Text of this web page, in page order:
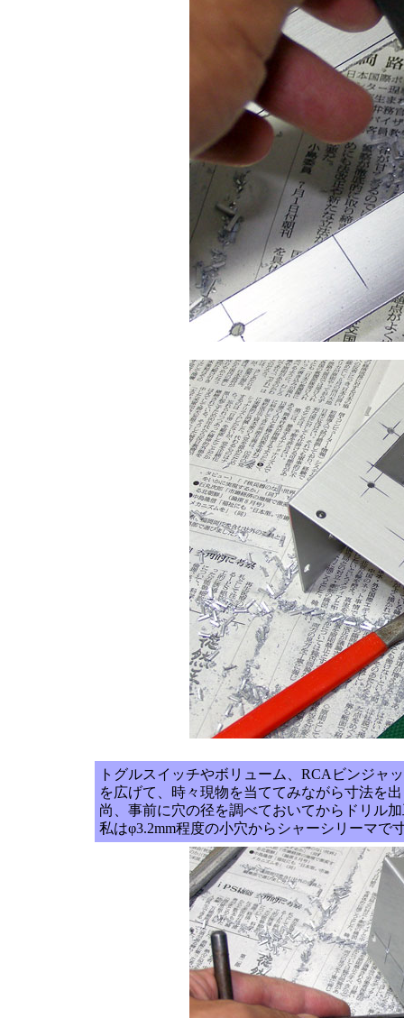
トグルスイッチやボリューム、RCAビンジャ
を広げて、時々現物を当ててみながら寸法を
尚、事前に穴の径を調べておいてからドリル
私はφ3.2mm程度の小穴からシャーシリーマで